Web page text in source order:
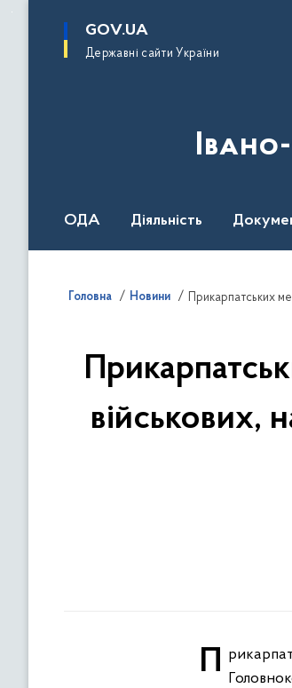
основного
GOV.UA
Державні сайти України
ОДА Діяльність
Головна Новини
військових,
Прикарпатські медики, які займаються реабілітацією військовослужбовців, отримали грамоти